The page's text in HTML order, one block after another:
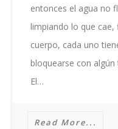
entonces el agua no
limpiando lo que cae,
cuerpo, cada uno
bloquearse con
El…
Read More...